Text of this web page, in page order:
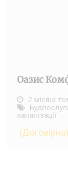
Оазис
2 місяці
каналізації
(Договірна)